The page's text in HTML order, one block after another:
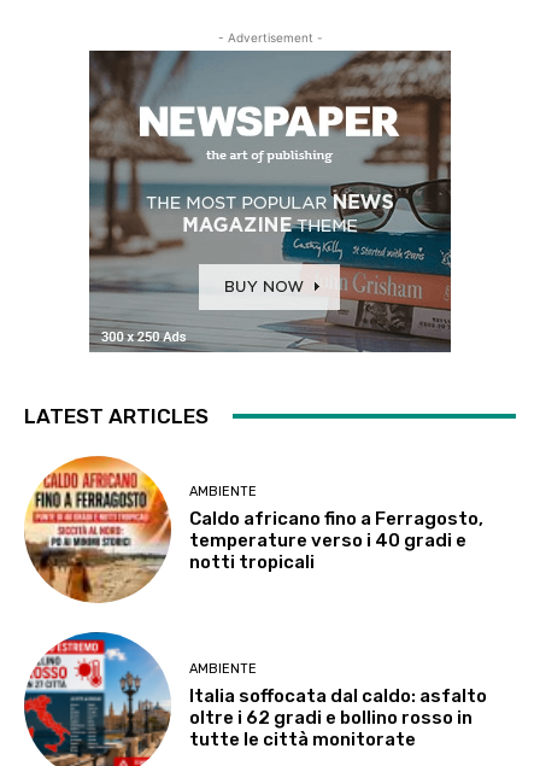
- Advertisement -
LATEST ARTICLES
AMBIENTE
Caldo africano fino a Ferragosto,
temperature verso i 40 gradi e
notti tropicali
AMBIENTE
Italia soffocata dal caldo: asfalto
oltre i 62 gradi e bollino rosso in
tutte le città monitorate